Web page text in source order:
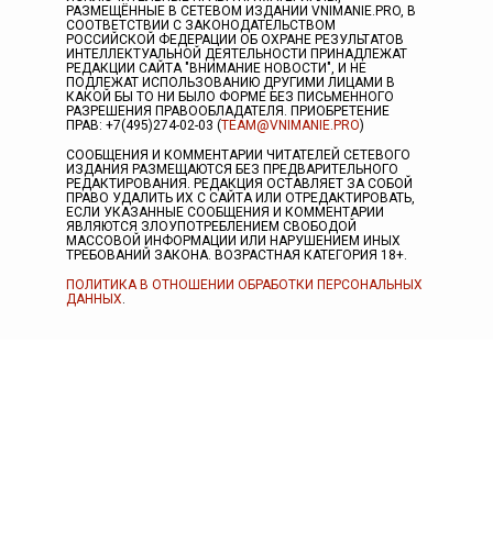
РАЗМЕЩЁННЫЕ В СЕТЕВОМ ИЗДАНИИ VNIMANIE.PRO, В
СООТВЕТСТВИИ С ЗАКОНОДАТЕЛЬСТВОМ
РОССИЙСКОЙ ФЕДЕРАЦИИ ОБ ОХРАНЕ РЕЗУЛЬТАТОВ
ИНТЕЛЛЕКТУАЛЬНОЙ ДЕЯТЕЛЬНОСТИ ПРИНАДЛЕЖАТ
РЕДАКЦИИ САЙТА "ВНИМАНИЕ НОВОСТИ", И НЕ
ПОДЛЕЖАТ ИСПОЛЬЗОВАНИЮ ДРУГИМИ ЛИЦАМИ В
КАКОЙ БЫ ТО НИ БЫЛО ФОРМЕ БЕЗ ПИСЬМЕННОГО
РАЗРЕШЕНИЯ ПРАВООБЛАДАТЕЛЯ. ПРИОБРЕТЕНИЕ
ПРАВ: +7(495)274-02-03 (TEAM@VNIMANIE.PRO)
СООБЩЕНИЯ И КОММЕНТАРИИ ЧИТАТЕЛЕЙ СЕТЕВОГО
ИЗДАНИЯ РАЗМЕЩАЮТСЯ БЕЗ ПРЕДВАРИТЕЛЬНОГО
РЕДАКТИРОВАНИЯ. РЕДАКЦИЯ ОСТАВЛЯЕТ ЗА СОБОЙ
ПРАВО УДАЛИТЬ ИХ С САЙТА ИЛИ ОТРЕДАКТИРОВАТЬ,
ЕСЛИ УКАЗАННЫЕ СООБЩЕНИЯ И КОММЕНТАРИИ
ЯВЛЯЮТСЯ ЗЛОУПОТРЕБЛЕНИЕМ СВОБОДОЙ
МАССОВОЙ ИНФОРМАЦИИ ИЛИ НАРУШЕНИЕМ ИНЫХ
ТРЕБОВАНИЙ ЗАКОНА. ВОЗРАСТНАЯ КАТЕГОРИЯ 18+.
ПОЛИТИКА В ОТНОШЕНИИ ОБРАБОТКИ ПЕРСОНАЛЬНЫХ
ДАННЫХ.